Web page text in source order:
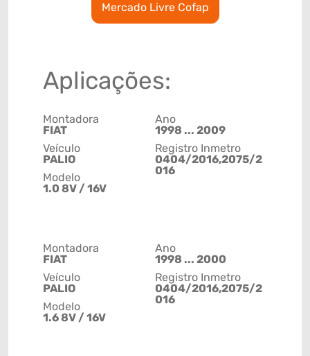
Mercado Livre Cofap
Aplicações:
Montadora
FIAT
Veículo
PALIO
Modelo
1.0 8V / 16V
Ano
1998 ... 2009
Registro Inmetro
0404/2016,2075/2
016
Montadora
FIAT
Veículo
PALIO
Modelo
1.6 8V / 16V
Ano
1998 ... 2000
Registro Inmetro
0404/2016,2075/2
016